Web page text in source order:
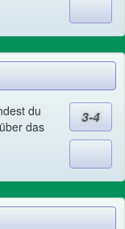
du
das
3-4